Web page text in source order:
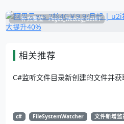
补充展位 Pages_Weblog_Get#1
相关推荐
C#监听文件目录新创建的文件并获
c# FileSystemWatcher 文件新增监